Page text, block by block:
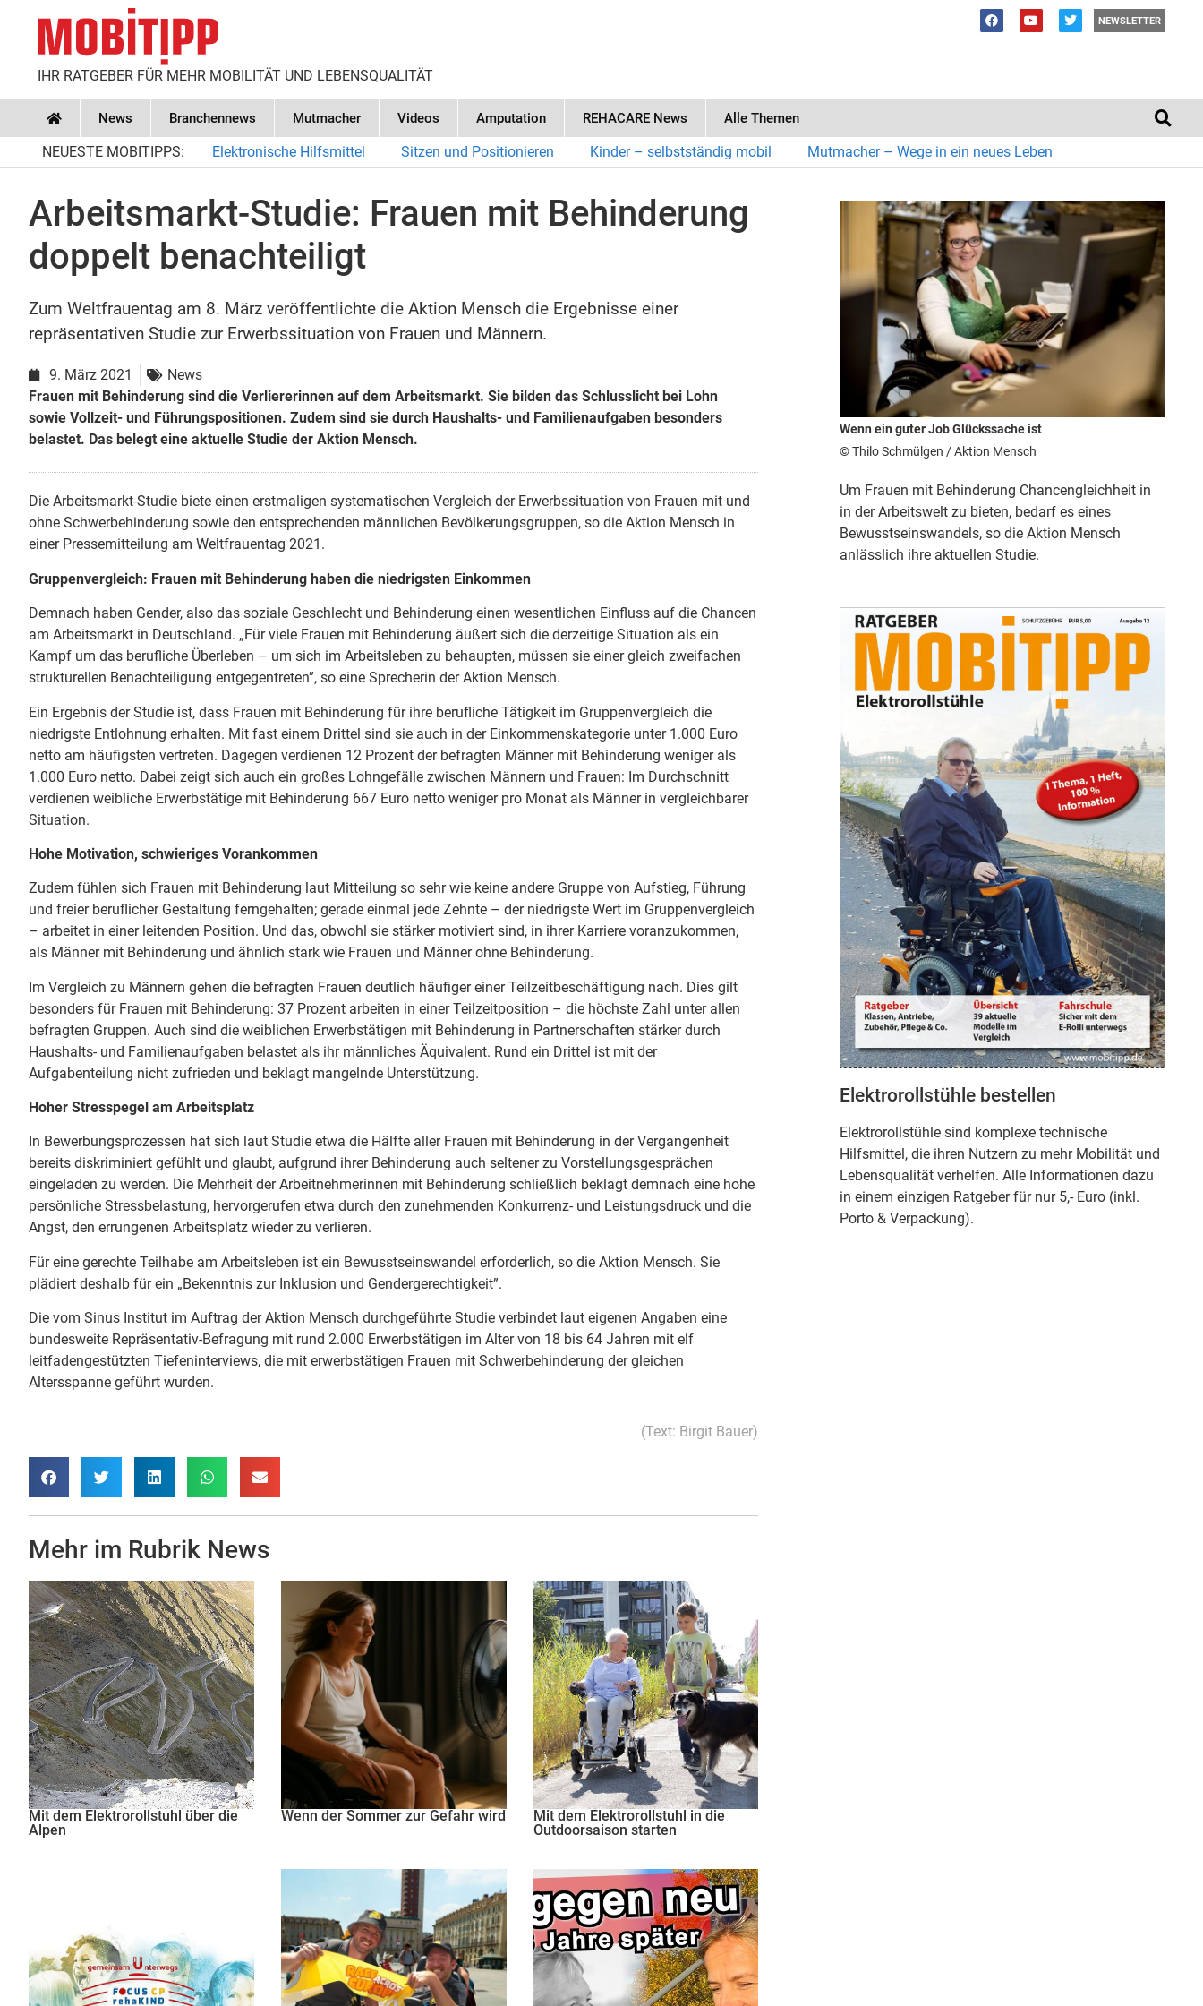
IHR RATGEBER FÜR MEHR MOBILITÄT UND LEBENSQUALITÄT
NEWSLETTER
Home
News Branchennews Mutmacher Videos Amputation REHACARE News Alle Themen
NEUESTE MOBITIPPS: Elektronische Hilfsmittel Sitzen und Positionieren Kinder – selbstständig mobil Mutmacher – Wege in ein neues Leben
Arbeitsmarkt-Studie: Frauen mit Behinderung
doppelt benachteiligt
Zum Weltfrauentag am 8. März veröffentlichte die Aktion Mensch die Ergebnisse einer
repräsentativen Studie zur Erwerbssituation von Frauen und Männern.
9. März 2021
News
Frauen mit Behinderung sind die Verliererinnen auf dem Arbeitsmarkt. Sie bilden das Schlusslicht bei Lohn
sowie Vollzeit- und Führungspositionen. Zudem sind sie durch Haushalts- und Familienaufgaben besonders
belastet. Das belegt eine aktuelle Studie der Aktion Mensch.
Die Arbeitsmarkt-Studie biete einen erstmaligen systematischen Vergleich der Erwerbssituation von Frauen mit und
ohne Schwerbehinderung sowie den entsprechenden männlichen Bevölkerungsgruppen, so die Aktion Mensch in
einer Pressemitteilung am Weltfrauentag 2021.
Gruppenvergleich: Frauen mit Behinderung haben die niedrigsten Einkommen
Demnach haben Gender, also das soziale Geschlecht und Behinderung einen wesentlichen Einfluss auf die Chancen
am Arbeitsmarkt in Deutschland. „Für viele Frauen mit Behinderung äußert sich die derzeitige Situation als ein
Kampf um das berufliche Überleben – um sich im Arbeitsleben zu behaupten, müssen sie einer gleich zweifachen
strukturellen Benachteiligung entgegentreten”, so eine Sprecherin der Aktion Mensch.
Ein Ergebnis der Studie ist, dass Frauen mit Behinderung für ihre berufliche Tätigkeit im Gruppenvergleich die
niedrigste Entlohnung erhalten. Mit fast einem Drittel sind sie auch in der Einkommenskategorie unter 1.000 Euro
netto am häufigsten vertreten. Dagegen verdienen 12 Prozent der befragten Männer mit Behinderung weniger als
1.000 Euro netto. Dabei zeigt sich auch ein großes Lohngefälle zwischen Männern und Frauen: Im Durchschnitt
verdienen weibliche Erwerbstätige mit Behinderung 667 Euro netto weniger pro Monat als Männer in vergleichbarer
Situation.
Hohe Motivation, schwieriges Vorankommen
Zudem fühlen sich Frauen mit Behinderung laut Mitteilung so sehr wie keine andere Gruppe von Aufstieg, Führung
und freier beruflicher Gestaltung ferngehalten; gerade einmal jede Zehnte – der niedrigste Wert im Gruppenvergleich
– arbeitet in einer leitenden Position. Und das, obwohl sie stärker motiviert sind, in ihrer Karriere voranzukommen,
als Männer mit Behinderung und ähnlich stark wie Frauen und Männer ohne Behinderung.
Im Vergleich zu Männern gehen die befragten Frauen deutlich häufiger einer Teilzeitbeschäftigung nach. Dies gilt
besonders für Frauen mit Behinderung: 37 Prozent arbeiten in einer Teilzeitposition – die höchste Zahl unter allen
befragten Gruppen. Auch sind die weiblichen Erwerbstätigen mit Behinderung in Partnerschaften stärker durch
Haushalts- und Familienaufgaben belastet als ihr männliches Äquivalent. Rund ein Drittel ist mit der
Aufgabenteilung nicht zufrieden und beklagt mangelnde Unterstützung.
Hoher Stresspegel am Arbeitsplatz
In Bewerbungsprozessen hat sich laut Studie etwa die Hälfte aller Frauen mit Behinderung in der Vergangenheit
bereits diskriminiert gefühlt und glaubt, aufgrund ihrer Behinderung auch seltener zu Vorstellungsgesprächen
eingeladen zu werden. Die Mehrheit der Arbeitnehmerinnen mit Behinderung schließlich beklagt demnach eine hohe
persönliche Stressbelastung, hervorgerufen etwa durch den zunehmenden Konkurrenz- und Leistungsdruck und die
Angst, den errungenen Arbeitsplatz wieder zu verlieren.
Für eine gerechte Teilhabe am Arbeitsleben ist ein Bewusstseinswandel erforderlich, so die Aktion Mensch. Sie
plädiert deshalb für ein „Bekenntnis zur Inklusion und Gendergerechtigkeit”.
Die vom Sinus Institut im Auftrag der Aktion Mensch durchgeführte Studie verbindet laut eigenen Angaben eine
bundesweite Repräsentativ-Befragung mit rund 2.000 Erwerbstätigen im Alter von 18 bis 64 Jahren mit elf
leitfadengestützten Tiefeninterviews, die mit erwerbstätigen Frauen mit Schwerbehinderung der gleichen
Altersspanne geführt wurden.
(Text: Birgit Bauer)
Mehr im Rubrik News
Mit dem Elektrorollstuhl über die
Alpen
Wenn der Sommer zur Gefahr wird
Mit dem Elektrorollstuhl in die
Outdoorsaison starten
Wenn ein guter Job Glückssache ist
© Thilo Schmülgen / Aktion Mensch
Um Frauen mit Behinderung Chancengleichheit in
in der Arbeitswelt zu bieten, bedarf es eines
Bewusstseinswandels, so die Aktion Mensch
anlässlich ihre aktuellen Studie.
Elektrorollstühle bestellen
Elektrorollstühle sind komplexe technische
Hilfsmittel, die ihren Nutzern zu mehr Mobilität und
Lebensqualität verhelfen. Alle Informationen dazu
in einem einzigen Ratgeber für nur 5,- Euro (inkl.
Porto & Verpackung).